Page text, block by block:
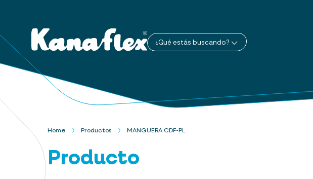
¿Qué estás buscando?
Home Productos MANGUERA CDF-PL
Producto